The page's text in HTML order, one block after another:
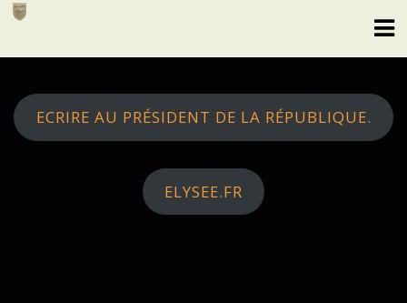
Skip
ECRIRE AU PRÉSIDENT DE LA RÉPUBLIQUE.
ELYSEE.FR